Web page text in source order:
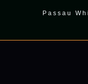
Passau